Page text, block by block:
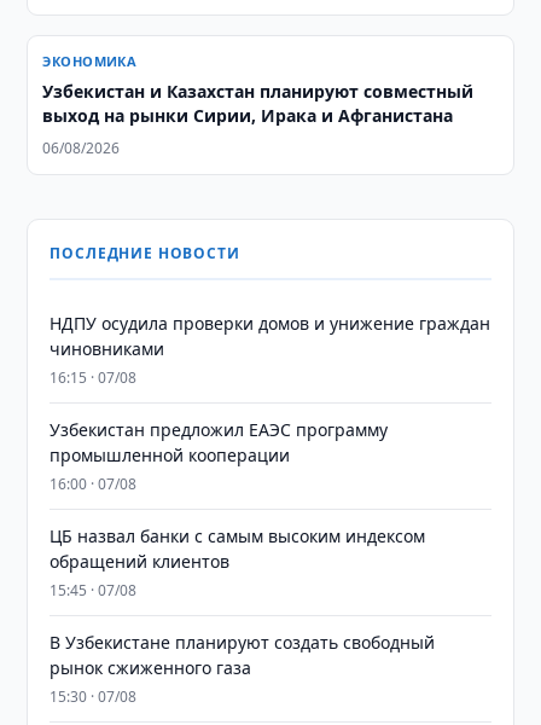
ЭКОНОМИКА
Узбекистан и Казахстан планируют совместный
выход на рынки Сирии, Ирака и Афганистана
06/08/2026
ПОСЛЕДНИЕ НОВОСТИ
НДПУ осудила проверки домов и унижение граждан
чиновниками
16:15 · 07/08
Узбекистан предложил ЕАЭС программу
промышленной кооперации
16:00 · 07/08
ЦБ назвал банки с самым высоким индексом
обращений клиентов
15:45 · 07/08
В Узбекистане планируют создать свободный
рынок сжиженного газа
15:30 · 07/08